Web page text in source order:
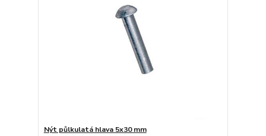
Nýt půlkulatá hlava 5x30 mm